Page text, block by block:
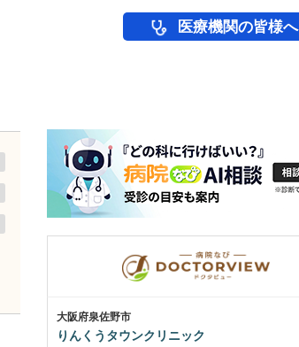
医療機関の皆様へ
大阪府泉佐野市
りんくうタウンクリニック